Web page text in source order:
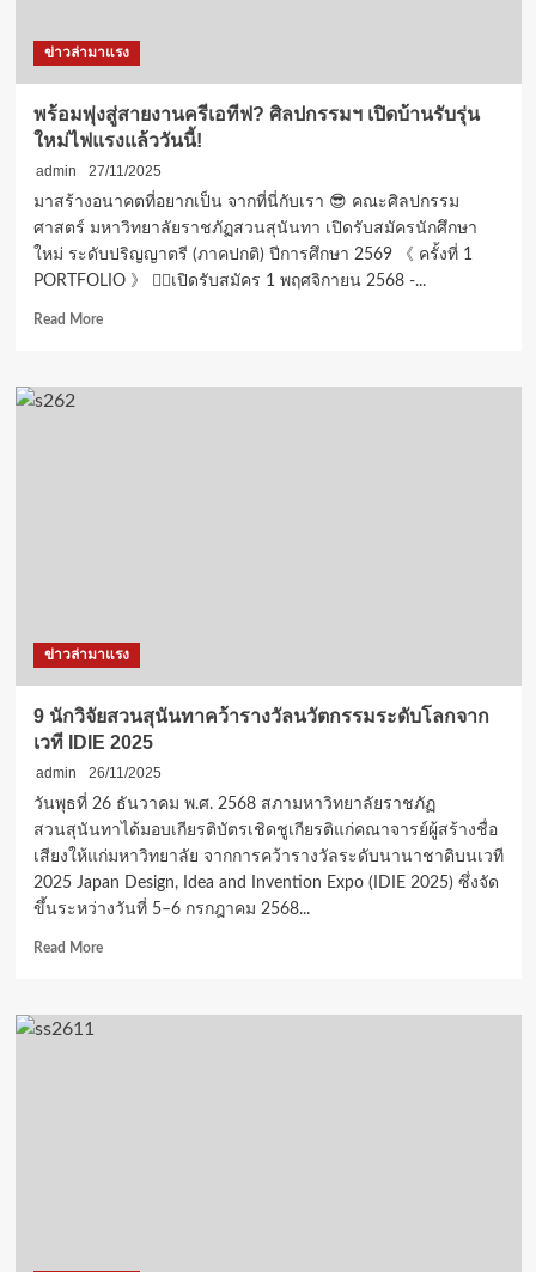
เหรียญ
นานาชาติ
เจ
นีวา
ฟุต
พริ้
นท์
มิตร
ข่าวล่ามาแรง
พร้อมพุ่งสู่สายงานครีเอทีฟ? ศิลปกรรมฯ เปิดบ้านรับรุ่น
ใหม่ไฟแรงแล้ววันนี้!
admin
27/11/2025
มาสร้างอนาคตที่อยากเป็น จากที่นี่กับเรา 😎 คณะศิลปกรรม
ศาสตร์ มหาวิทยาลัยราชภัฏสวนสุนันทา เปิดรับสมัครนักศึกษา
ใหม่ ระดับปริญญาตรี (ภาคปกติ) ปีการศึกษา 2569 《 ครั้งที่ 1
PORTFOLIO 》 👉🏻เปิดรับสมัคร 1 พฤศจิกายน 2568 -...
Read MoreRead
พร้อม
รุ่น
แรง
แล้ว
วัน
นี้!
ข่าวล่ามาแรง
9 นักวิจัยสวนสุนันทาคว้ารางวัลนวัตกรรมระดับโลกจาก
เวที IDIE 2025
admin
26/11/2025
วันพุธที่ 26 ธันวาคม พ.ศ. 2568 สภามหาวิทยาลัยราชภัฏ
สวนสุนันทาได้มอบเกียรติบัตรเชิดชูเกียรติแก่คณาจารย์ผู้สร้างชื่อ
เสียงให้แก่มหาวิทยาลัย จากการคว้ารางวัลระดับนานาชาติบนเวที
2025 Japan Design, Idea and Invention Expo (IDIE 2025) ซึ่งจัด
ขึ้นระหว่างวันที่ 5–6 กรกฎาคม 2568...
Read MoreRead
9